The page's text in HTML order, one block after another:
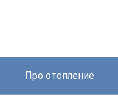
Про отопление